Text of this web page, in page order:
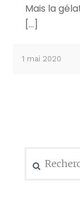
Mais la
[…]
1 mai 2020